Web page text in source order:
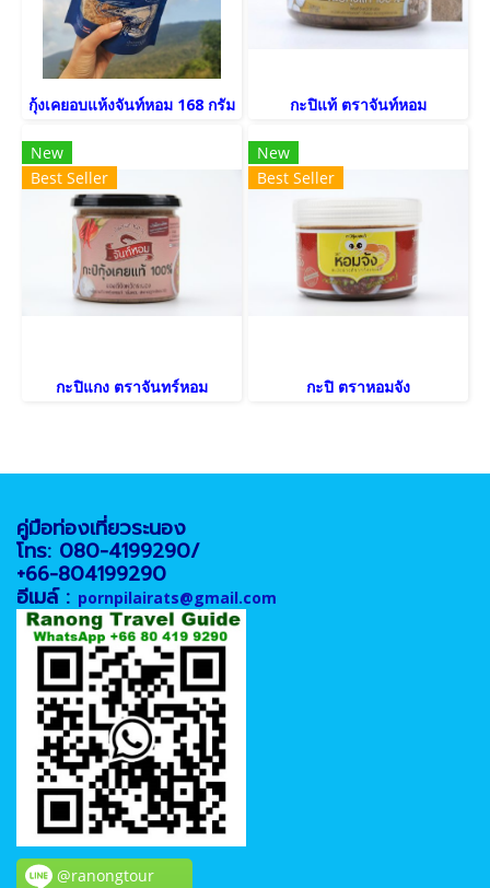
กุ้งเคยอบแห้งจันท์หอม 168 กรัม กะปิแท้ ตราจันท์หอม
New
Best Seller
กะปิแกง ตราจันทร์หอม
New
Best Seller
กะปิ ตราหอมจัง
คู่มือท่องเที่ยวระนอง
โทร: 080-4199290/
+66-804199290
อีเมล์ : pornpilairats@gmail.com
@ranongtour